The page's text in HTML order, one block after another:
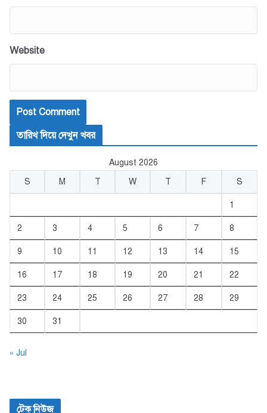
Website
তারিখ দিয়ে দেখুন খবর
August 2026
S
M T W T F S
1
2 3 4 5 6 7 8
9 10 11 12 13 14 15
16 17 18 19 20 21 22
23 24 25 26 27 28 29
30 31
« Jul
টেক নিউজ